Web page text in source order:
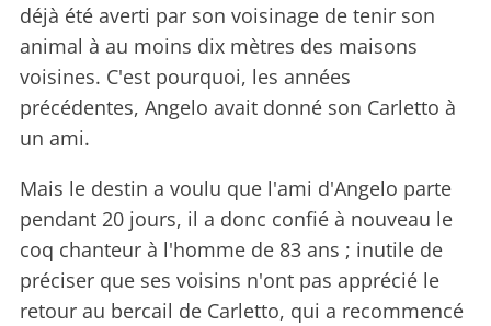
déjà été averti par son voisinage de tenir son
animal à au moins dix mètres des maisons
voisines. C'est pourquoi, les années
précédentes, Angelo avait donné son Carletto à
un ami.
Mais le destin a voulu que l'ami d'Angelo parte
pendant 20 jours, il a donc confié à nouveau le
coq chanteur à l'homme de 83 ans ; inutile de
préciser que ses voisins n'ont pas apprécié le
retour au bercail de Carletto, qui a recommencé